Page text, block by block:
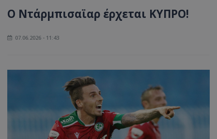
Ο Ντάρμπισαϊαρ έρχεται ΚΥΠΡΟ!
07.06.2026 - 11:43